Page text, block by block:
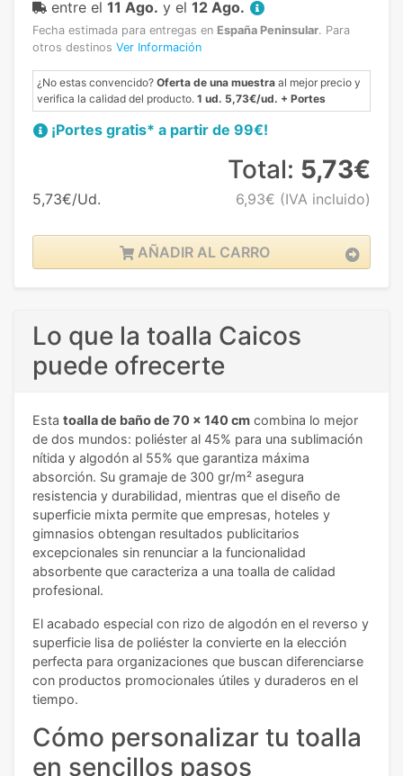
entre el 11 Ago. y el 12 Ago.
Fecha estimada para entregas en España Peninsular. Para
otros destinos Ver Información
¿No estas convencido? Oferta de una muestra al mejor precio y
verifica la calidad del producto. 1 ud. 5,73€/ud. + Portes
¡Portes gratis* a partir de 99€!
5,73€/Ud.
Total: 5,73€
6,93€ (IVA incluido)
AÑADIR AL CARRO
Lo que la toalla Caicos
puede ofrecerte
Esta toalla de baño de 70 x 140 cm combina lo mejor
de dos mundos: poliéster al 45% para una sublimación
nítida y algodón al 55% que garantiza máxima
absorción. Su gramaje de 300 gr/m² asegura
resistencia y durabilidad, mientras que el diseño de
superficie mixta permite que empresas, hoteles y
gimnasios obtengan resultados publicitarios
excepcionales sin renunciar a la funcionalidad
absorbente que caracteriza a una toalla de calidad
profesional.
El acabado especial con rizo de algodón en el reverso y
superficie lisa de poliéster la convierte en la elección
perfecta para organizaciones que buscan diferenciarse
con productos promocionales útiles y duraderos en el
tiempo.
Cómo personalizar tu toalla
en sencillos pasos